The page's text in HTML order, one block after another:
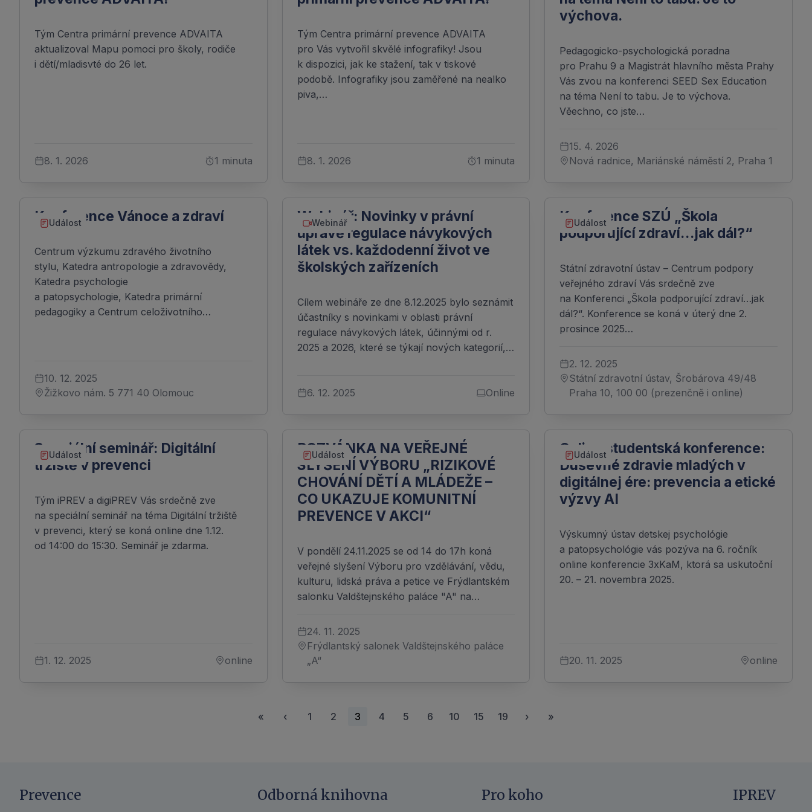
Tým Centra primární prevence ADVAITA
aktualizoval Mapu pomoci pro školy, rodiče
i dětí/mladisvté do 26 let.
8. 1. 2026 1 minuta
Tým Centra primární prevence ADVAITA
pro Vás vytvořil skvělé infografiky! Jsou
k dispozici, jak ke stažení, tak v tiskové
podobě. Infografiky jsou zaměřené na nealko
piva,…
8. 1. 2026 1 minuta
výchova.
Pedagogicko-psychologická poradna
pro Prahu 9 a Magistrát hlavního města Prahy
Vás zvou na konferenci SEED Sex Education
na téma Není to tabu. Je to výchova.
Věechno, co jste…
15. 4. 2026
Nová radnice, Mariánské náměstí 2, Praha 1
Událost
Konference Vánoce a zdraví
Centrum výzkumu zdravého životního
stylu, Katedra antropologie a zdravovědy,
Katedra psychologie
a patopsychologie, Katedra primární
pedagogiky a Centrum celoživotního…
10. 12. 2025
Žižkovo nám. 5 771 40 Olomouc
Webinář
Webinář: Novinky v právní
úpravě regulace návykových
látek vs. každodenní život ve
školských zařízeních
Cílem webináře ze dne 8.12.2025 bylo seznámit
účastníky s novinkami v oblasti právní
regulace návykových látek, účinnými od r.
2025 a 2026, které se týkají nových kategorií,…
6. 12. 2025 Online
Událost
Konference SZÚ „Škola
podporující zdraví…jak dál?“
Státní zdravotní ústav – Centrum podpory
veřejného zdraví Vás srdečně zve
na Konferenci „Škola podporující zdraví…jak
dál?“. Konference se koná v úterý dne 2.
prosince 2025…
2. 12. 2025
Státní zdravotní ústav, Šrobárova 49/48
Praha 10, 100 00 (prezenčně i online)
Událost
Speciální seminář: Digitální
tržiště v prevenci
Tým iPREV a digiPREV Vás srdečně zve
na speciální seminář na téma Digitální tržiště
v prevenci, který se koná online dne 1.12.
od 14:00 do 15:30. Seminář je zdarma.
1. 12. 2025 online
Událost
POZVÁNKA NA VEŘEJNÉ
SLYŠENÍ VÝBORU „RIZIKOVÉ
CHOVÁNÍ DĚTÍ A MLÁDEŽE –
CO UKAZUJE KOMUNITNÍ
PREVENCE V AKCI“
V pondělí 24.11.2025 se od 14 do 17h koná
veřejné slyšení Výboru pro vzdělávání, vědu,
kulturu, lidská práva a petice ve Frýdlantském
salonku Valdštejnského paláce "A" na…
24. 11. 2025
Frýdlantský salonek Valdštejnského paláce
„A“
Událost
Online studentská konference:
Duševné zdravie mladých v
digitálnej ére: prevencia a etické
výzvy AI
Výskumný ústav detskej psychológie
a patopsychológie vás pozýva na 6. ročník
online konferencie 3xKaM, ktorá sa uskutoční
20. – 21. novembra 2025.
20. 11. 2025 online
1 2 3 4 5 6 10 15 19
« ‹ › »
Prevence Odborná knihovna Pro koho IPREV